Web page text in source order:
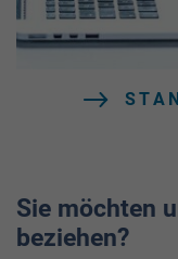
Sie möchten
beziehen?